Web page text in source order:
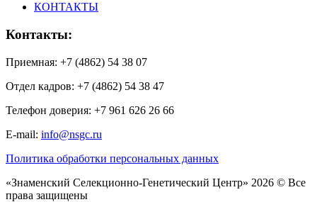
КОНТАКТЫ
Контакты:
Приемная: +7 (4862) 54 38 07
Отдел кадров: +7 (4862) 54 38 47
Телефон доверия: +7 961 626 26 66
E-mail: info@nsgc.ru
Политика обработки персональных данных
«Знаменский Селекционно-Генетический Центр» 2026 © Все
права защищены